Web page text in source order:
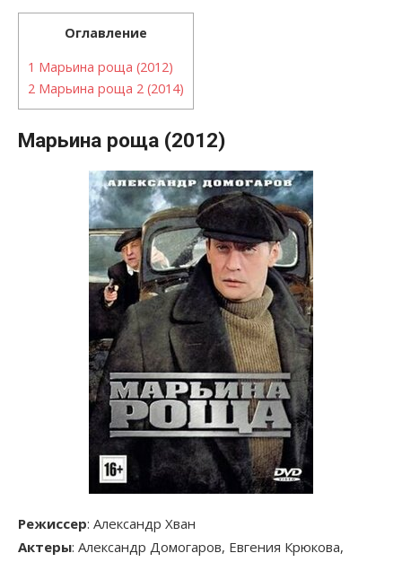
Оглавление
1 Марьина роща (2012)
2 Марьина роща 2 (2014)
Марьина роща (2012)
Режиссер: Александр Хван
Актеры: Александр Домогаров, Евгения Крюкова,